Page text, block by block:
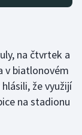
na čtvrtek a
v biatlonovém
že využijí
na stadionu